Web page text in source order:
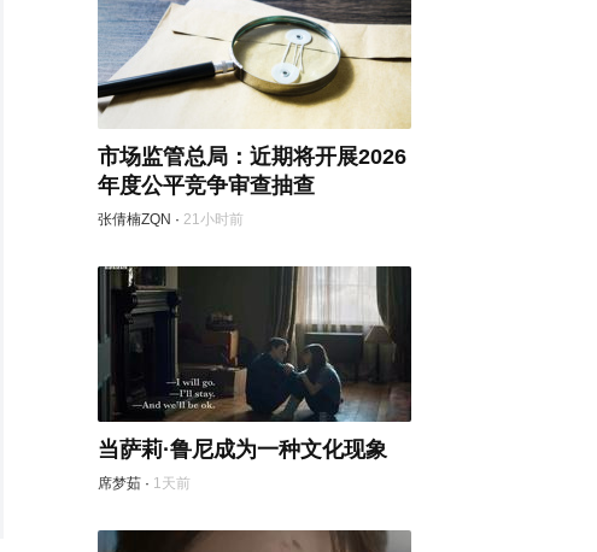
市场监管总局：近期将开展2026
年度公平竞争审查抽查
张倩楠ZQN · 21小时前
当萨莉·鲁尼成为一种文化现象
席梦茹 · 1天前